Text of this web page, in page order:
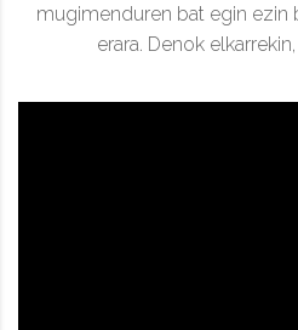
mugimenduren bat egin ezin
erara. Denok